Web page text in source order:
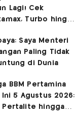
Lagi! Cek
Turbo hingga
2026
Saya Menteri
Paling Tidak
di Dunia
BBM Pertamina
Ini 5 Agustus 2026:
Pertalite hingga